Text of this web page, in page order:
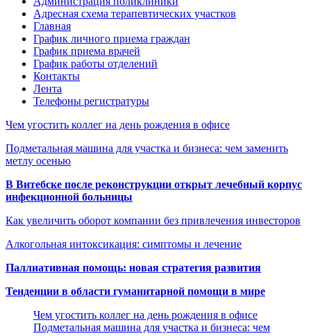
Адресная схема терапевтических участков
Главная
График личного приема граждан
График приема врачей
График работы отделений
Контакты
Лента
Телефоны регистратуры
Чем угостить коллег на день рождения в офисе
Подметальная машина для участка и бизнеса: чем заменить
метлу осенью
В Витебске после реконструкции открыт лечебный корпус
инфекционной больницы
Как увеличить оборот компании без привлечения инвесторов
Алкогольная интоксикация: симптомы и лечение
Паллиативная помощь: новая стратегия развития
Тенденции в области гуманитарной помощи в мире
Чем угостить коллег на день рождения в офисе
Подметальная машина для участка и бизнеса: чем